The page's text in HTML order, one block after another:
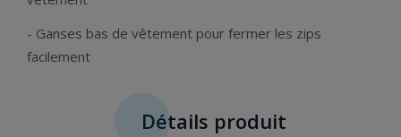
- Ganses bas de vêtement pour fermer les zips
facilement
Détails produit